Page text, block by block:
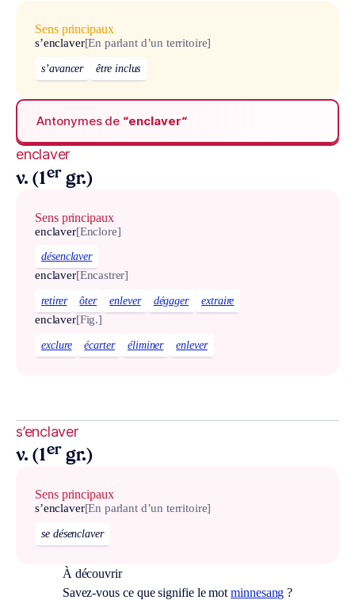
Sens principaux
s’enclaver[En parlant d’un territoire]
s’avancer être inclus
Antonymes de “enclaver“
enclaver
v. (1er gr.)
Sens principaux
enclaver[Enclore]
désenclaver
enclaver[Encastrer]
retirer ôter enlever dégager extraire
enclaver[Fig.]
exclure écarter éliminer enlever
s’enclaver
v. (1er gr.)
Sens principaux
s’enclaver[En parlant d’un territoire]
se désenclaver
À découvrir
Savez-vous ce que signifie le motminnesang ?